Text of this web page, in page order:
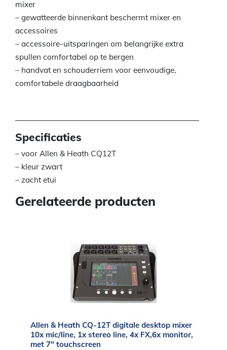
mixer
– gewatteerde binnenkant beschermt mixer en
accessoires
– accessoire-uitsparingen om belangrijke extra
spullen comfortabel op te bergen
– handvat en schouderriem voor eenvoudige,
comfortabele draagbaarheid
Specificaties
– voor Allen & Heath CQ12T
– kleur zwart
– zacht etui
Gerelateerde producten
Allen & Heath CQ-12T digitale desktop mixer
10x mic/line, 1x stereo line, 4x FX,6x monitor,
met 7″ touchscreen